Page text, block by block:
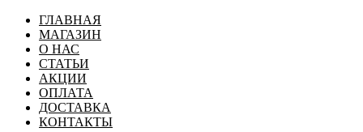
ГЛАВНАЯ
МАГАЗИН
О НАС
СТАТЬИ
АКЦИИ
ОПЛАТА
ДОСТАВКА
КОНТАКТЫ